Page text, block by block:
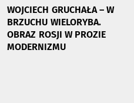
WOJCIECH GRUCHAŁA – W
BRZUCHU WIELORYBA.
OBRAZ ROSJI W PROZIE
MODERNIZMU